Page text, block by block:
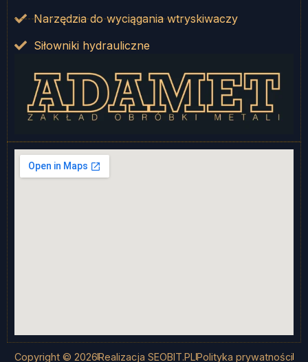
Narzędzia do wyciągania wtryskiwaczy
Siłowniki hydrauliczne
Copyright © 2026Realizacja SEOBIT.PLPolityka prywatności